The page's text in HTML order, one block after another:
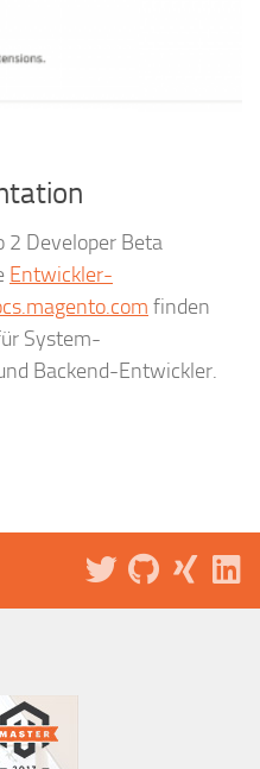
2 Developer Beta
Entwickler-
finden
System-
Backend-Entwickler.